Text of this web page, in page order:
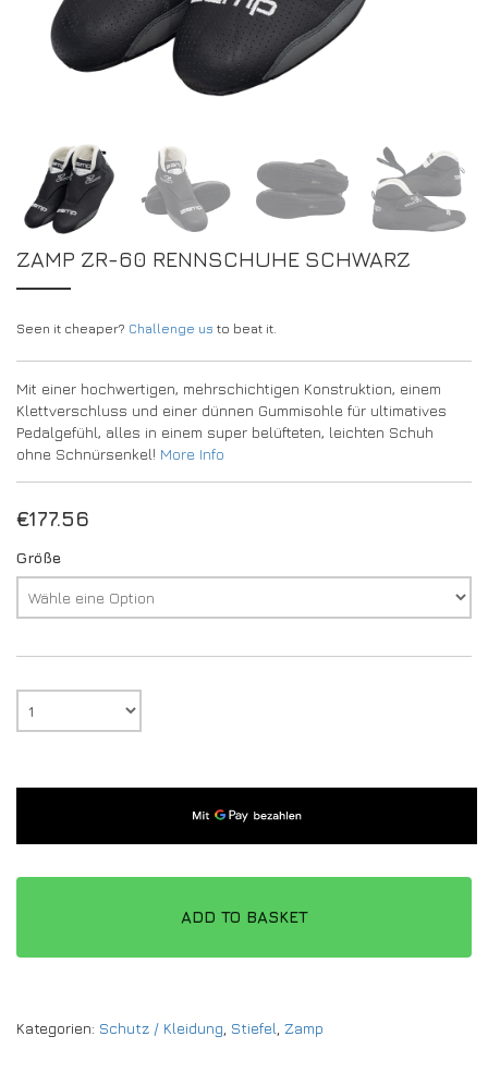
FAQS
DRIVERS/PARTNERS
DRIVERS/PARTNERS
RESSOURCEN
MEIN ACCOUNT
HÄNDLER-ANFRAGE-SEITE
ANMELDEFORMULAR FÜR BOTSCHAFTER
ZAMP ZR-60 RENNSCHUHE SCHWARZ
Seen it cheaper? Challenge us to beat it.
Mit einer hochwertigen, mehrschichtigen Konstruktion, einem
Klettverschluss und einer dünnen Gummisohle für ultimatives
Pedalgefühl, alles in einem super belüfteten, leichten Schuh
ohne Schnürsenkel! More Info
€177.56
Größe
ADD TO BASKET
Kategorien: Schutz / Kleidung Stiefel Zamp